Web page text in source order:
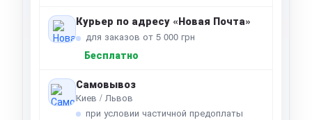
Курьер по адресу «Новая Почта»
для заказов от 5 000 грн
Бесплатно
Самовывоз
Киев / Львов
при условии частичной предоплаты